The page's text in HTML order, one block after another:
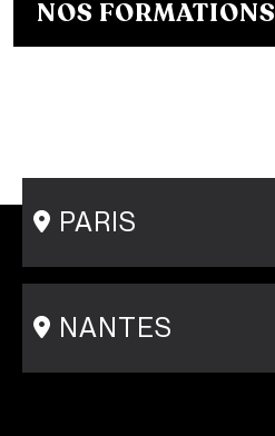
NOS FORMATIONS
Bachelor Designer de mode
PARIS
15 rue Gambey - 75011
+33 1 86 47 29 92
NANTES
31-33 rue Saint Léonard